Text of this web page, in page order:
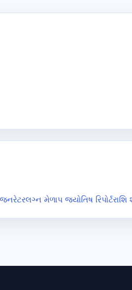
લગ્ન મેળાપ જ્યોતિષ રિપોર્ટરાશિ